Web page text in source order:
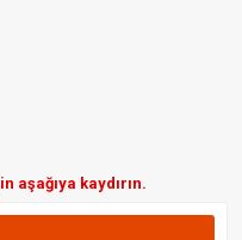
aşağıya kaydırın.